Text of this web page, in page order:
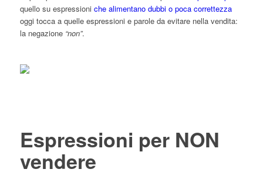
quello su espressioni che alimentano dubbi o poca correttezza
oggi tocca a quelle espressioni e parole da evitare nella vendita:
la negazione “non”.
Espressioni per NON
vendere